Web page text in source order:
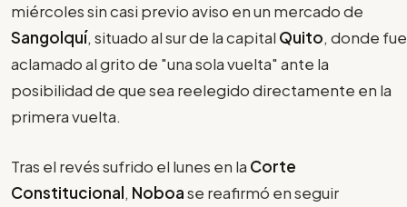
miércoles sin casi previo aviso en un mercado de
Sangolquí, situado al sur de la capital Quito, donde fue
aclamado al grito de "una sola vuelta" ante la
posibilidad de que sea reelegido directamente en la
primera vuelta.
Tras el revés sufrido el lunes en la Corte
Constitucional, Noboase reafirmó en seguir